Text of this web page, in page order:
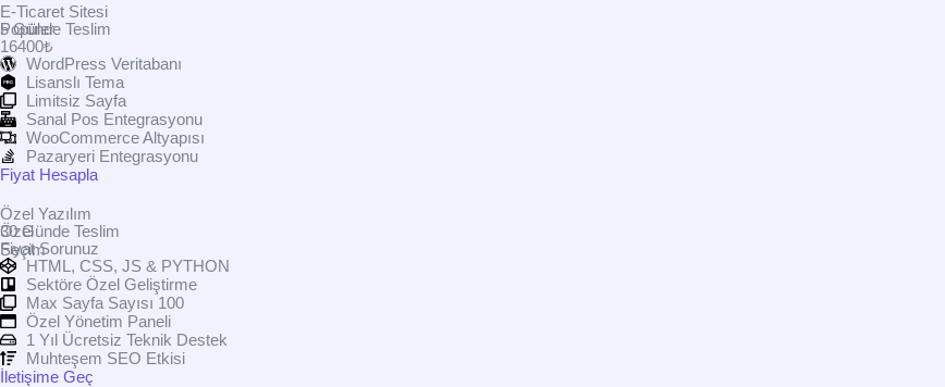
E-Ticaret Sitesi
Popüler
5 Günde Teslim
16400₺
WordPress Veritabanı
Lisanslı Tema
Limitsiz Sayfa
Sanal Pos Entegrasyonu
WooCommerce Altyapısı
Pazaryeri Entegrasyonu
Fiyat Hesapla
Özel Yazılım
Özel
Seçim
30 Günde Teslim
Fiyat Sorunuz
HTML, CSS, JS & PYTHON
Sektöre Özel Geliştirme
Max Sayfa Sayısı 100
Özel Yönetim Paneli
1 Yıl Ücretsiz Teknik Destek
Muhteşem SEO Etkisi
İletişime Geç